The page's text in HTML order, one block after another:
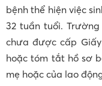
bệnh thể hiện việc
32 tuần tuổi.
chưa được cấp
hoặc tóm tắt hồ sơ
mẹ hoặc của lao